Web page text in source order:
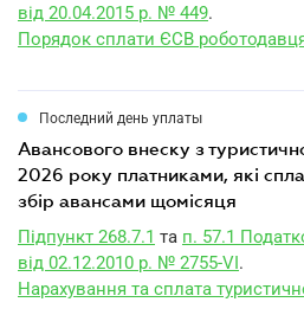
від 20.04.2015 р. № 449.
Порядок сплати ЄСВ
Последний день уплаты
авансового внеску з туристичного збору за серпень
2026 року платниками, які
збір авансами щомісяця
Підпункт 268.7.1 та п. 57.1
від 02.12.2010 р. № 2755-VI.
Нарахування та сплата